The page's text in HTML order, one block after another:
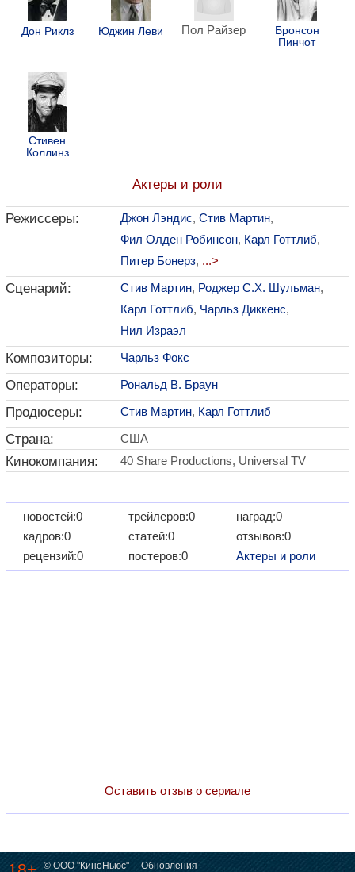
Дон Риклз Юджин Леви Пол Райзер
Бронсон
Пинчот
Стивен
Коллинз
Актеры и роли
Режиссеры: Джон Лэндис, Стив Мартин,
Фил Олден Робинсон, Карл Готтлиб,
Питер Бонерз, ...>
Сценарий: Стив Мартин, Роджер С.Х. Шульман,
Карл Готтлиб, Чарльз Диккенс,
Нил Израэл
Композиторы: Чарльз Фокс
Операторы: Рональд В. Браун
Продюсеры: Стив Мартин, Карл Готтлиб
Страна: США
Кинокомпания: 40 Share Productions, Universal TV
новостей:0
кадров:0
рецензий:0
трейлеров:0
статей:0
постеров:0
наград:0
отзывов:0
Актеры и роли
Оставить отзыв о сериале
© ООО "КиноНьюс"
Обновления